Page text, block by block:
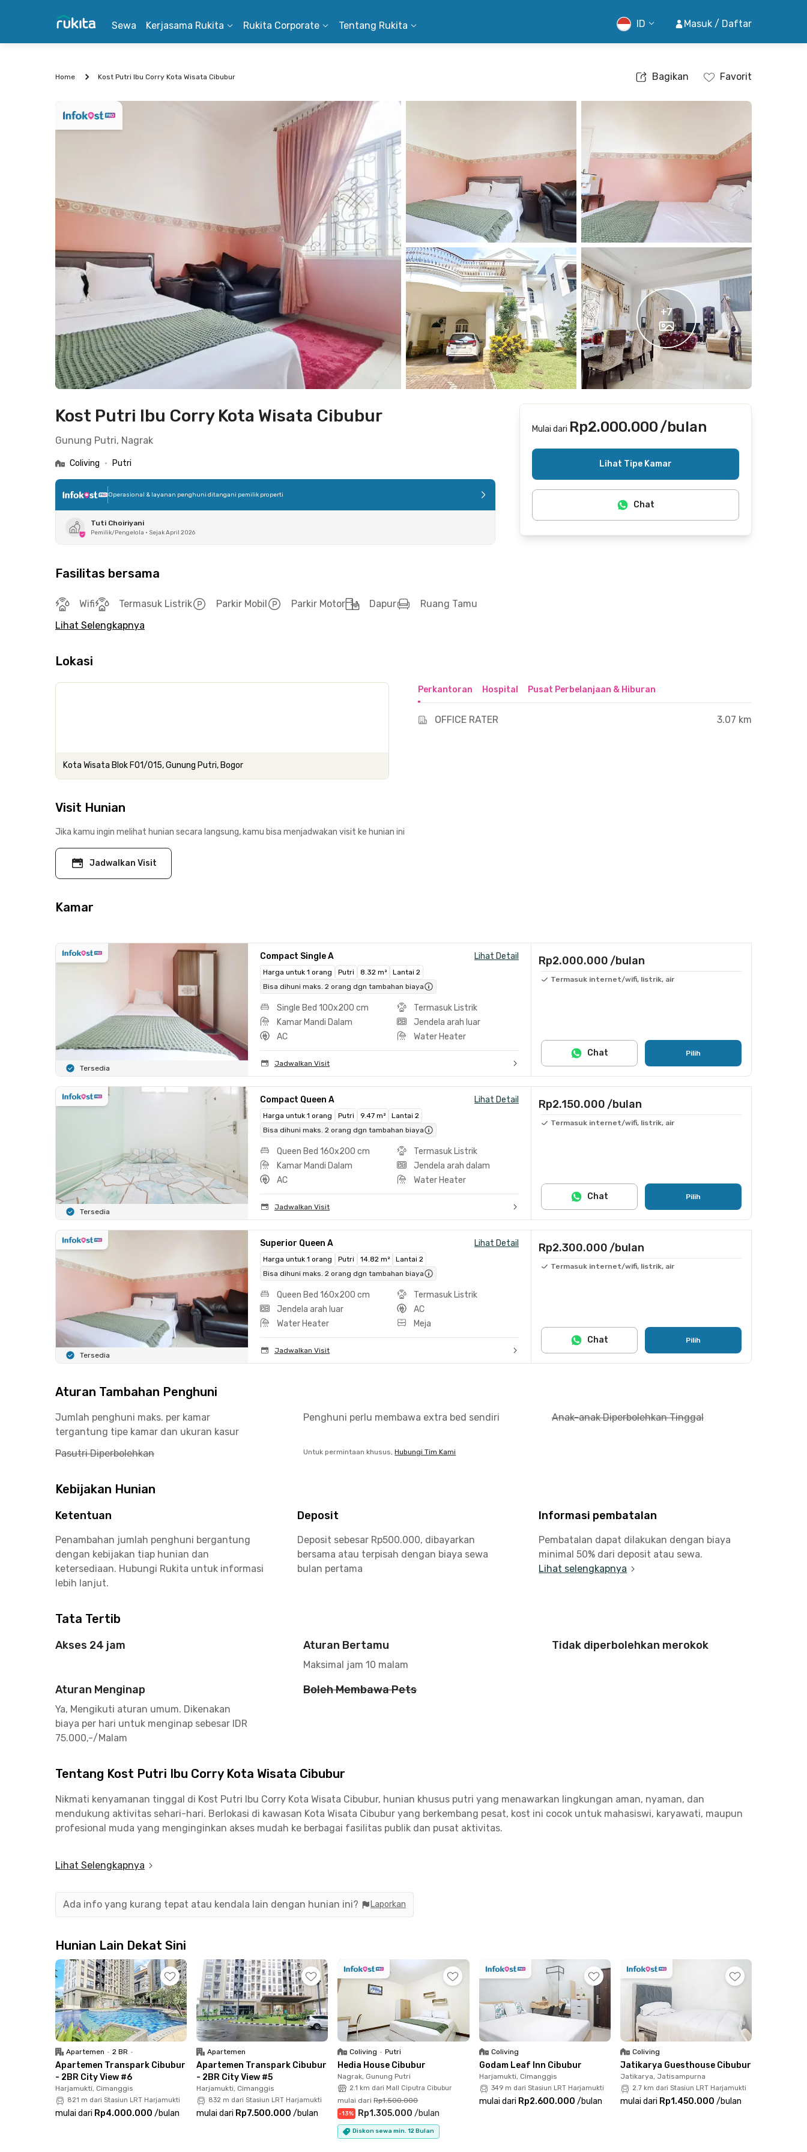
Sewa Kerjasama Rukita Rukita Corporate Tentang Rukita ID Masuk / Daftar
Home Kost Putri Ibu Corry Kota Wisata Cibubur Bagikan Favorit
+7
Kost Putri Ibu Corry Kota Wisata Cibubur
Gunung Putri, Nagrak
Coliving • Putri
Operasional & layanan penghuni ditangani pemilik properti
Tuti Choiriyani
Pemilik/Pengelola • Sejak April 2026
Fasilitas bersama
Wifi Termasuk Listrik Parkir Mobil Parkir Motor Dapur
Ruang Tamu
Lihat Selengkapnya
Mulai dari Rp2.000.000/bulan
Lihat Tipe Kamar
Chat
Lokasi
Kota Wisata Blok F01/015, Gunung Putri, Bogor
Perkantoran Hospital Pusat Perbelanjaan & Hiburan
OFFICE RATER 3.07 km
Visit Hunian
Jika kamu ingin melihat hunian secara langsung, kamu bisa menjadwakan visit ke hunian ini
Jadwalkan Visit
Kamar
Tersedia
Compact Single A Lihat Detail
Harga untuk 1 orang Putri 8.32 m²
Lantai 2
Bisa dihuni maks. 2 orang dgn tambahan biaya
Single Bed 100x200 cm
Termasuk Listrik
Kamar Mandi Dalam
Jendela arah luar
AC
Water Heater
Jadwalkan Visit
Rp2.000.000 /bulan
Termasuk internet/wifi, listrik, air
Pilih
Chat
Tersedia
Compact Queen A Lihat Detail
Harga untuk 1 orang Putri 9.47 m²
Lantai 2
Bisa dihuni maks. 2 orang dgn tambahan biaya
Queen Bed 160x200 cm
Termasuk Listrik
Kamar Mandi Dalam
Jendela arah dalam
AC
Water Heater
Jadwalkan Visit
Rp2.150.000 /bulan
Termasuk internet/wifi, listrik, air
Pilih
Chat
Tersedia
Superior Queen A Lihat Detail
Harga untuk 1 orang Putri 14.82 m²
Lantai 2
Bisa dihuni maks. 2 orang dgn tambahan biaya
Queen Bed 160x200 cm
Termasuk Listrik
Jendela arah luar
AC
Water Heater
Meja
Jadwalkan Visit
Rp2.300.000 /bulan
Termasuk internet/wifi, listrik, air
Pilih
Chat
Aturan Tambahan Penghuni
Jumlah penghuni maks. per kamar
tergantung tipe kamar dan ukuran kasur
Penghuni perlu membawa extra bed sendiri Anak-anak Diperbolehkan Tinggal
Pasutri Diperbolehkan Untuk permintaan khusus, Hubungi Tim Kami
Kebijakan Hunian
Ketentuan
Penambahan jumlah penghuni bergantung
dengan kebijakan tiap hunian dan
ketersediaan. Hubungi Rukita untuk informasi
lebih lanjut.
Deposit
Deposit sebesar Rp500.000, dibayarkan
bersama atau terpisah dengan biaya sewa
bulan pertama
Informasi pembatalan
Pembatalan dapat dilakukan dengan biaya
minimal 50% dari deposit atau sewa.
Lihat selengkapnya
Tata Tertib
Akses 24 jam Aturan Bertamu
Maksimal jam 10 malam
Tidak diperbolehkan merokok
Aturan Menginap
Ya, Mengikuti aturan umum. Dikenakan
biaya per hari untuk menginap sebesar IDR
75.000,-/Malam
Boleh Membawa Pets
Tentang Kost Putri Ibu Corry Kota Wisata Cibubur
Nikmati kenyamanan tinggal di Kost Putri Ibu Corry Kota Wisata Cibubur, hunian khusus putri yang menawarkan lingkungan aman, nyaman, dan
mendukung aktivitas sehari-hari. Berlokasi di kawasan Kota Wisata Cibubur yang berkembang pesat, kost ini cocok untuk mahasiswi, karyawati, maupun
profesional muda yang menginginkan akses mudah ke berbagai fasilitas publik dan pusat aktivitas.
maupun kamar mandi luar sesuai kebutuhan penghuni. Fasilitas penunjang lainnya meliputi WiFi, CCTV, area parkir, dapur bersama, ruang makan, area
Lokasinya yang strategis memberikan kemudahan mobilitas ke berbagai destinasi penting di sekitar Cibubur dan Cileungsi. Kost Putri Ibu Corry hanya
serta 13 menit dari Mal Ciputra Cibubur, menjadikannya pilihan hunian yang praktis dan nyaman untuk jangka panjang. Yuk, booking sekarang!
Lihat Selengkapnya
Ada info yang kurang tepat atau kendala lain dengan hunian ini? Laporkan
Hunian Lain Dekat Sini
Apartemen • 2 BR •
Apartemen Transpark Cibubur
- 2BR City View #6
Harjamukti, Cimanggis
821 m dari Stasiun LRT Harjamukti
mulai dari Rp4.000.000 /bulan
Apartemen
Apartemen Transpark Cibubur
- 2BR City View #5
Harjamukti, Cimanggis
832 m dari Stasiun LRT Harjamukti
mulai dari Rp7.500.000 /bulan
Coliving • Putri
Hedia House Cibubur
Nagrak, Gunung Putri
2.1 km dari Mall Ciputra Cibubur
mulai dari Rp1.500.000
-13% Rp1.305.000 /bulan
Diskon sewa min. 12 Bulan
Coliving
Godam Leaf Inn Cibubur
Harjamukti, Cimanggis
349 m dari Stasiun LRT Harjamukti
mulai dari Rp2.600.000 /bulan
Coliving
Jatikarya Guesthouse Cibubur
Jatikarya, Jatisampurna
2.7 km dari Stasiun LRT Harjamukti
mulai dari Rp1.450.000 /bulan